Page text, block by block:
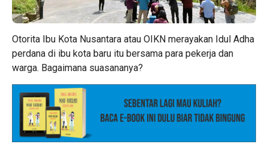
Otorita Ibu Kota Nusantara atau OIKN merayakan Idul Adha
perdana di ibu kota baru itu bersama para pekerja dan
warga. Bagaimana suasananya?